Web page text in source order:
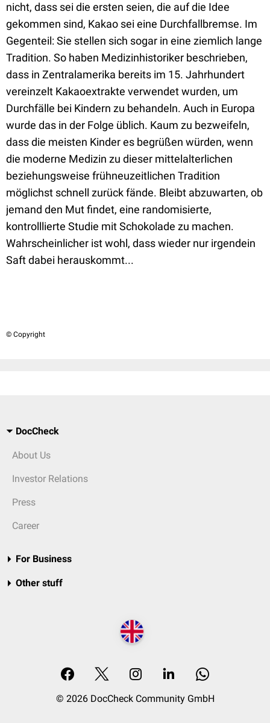
nicht, dass sei die ersten seien, die auf die Idee
gekommen sind, Kakao sei eine Durchfallbremse. Im
Gegenteil: Sie stellen sich sogar in eine ziemlich lange
Tradition. So haben Medizinhistoriker beschrieben,
dass in Zentralamerika bereits im 15. Jahrhundert
vereinzelt Kakaoextrakte verwendet wurden, um
Durchfälle bei Kindern zu behandeln. Auch in Europa
wurde das in der Folge üblich. Kaum zu bezweifeln,
dass die meisten Kinder es begrüßen würden, wenn
die moderne Medizin zu dieser mittelalterlichen
beziehungsweise frühneuzeitlichen Tradition
möglichst schnell zurück fände. Bleibt abzuwarten, ob
jemand den Mut findet, eine randomisierte,
kontrolllierte Studie mit Schokolade zu machen.
Wahrscheinlicher ist wohl, dass wieder nur irgendein
Saft dabei herauskommt...
© Copyright
DocCheck
About Us
Investor Relations
Press
Career
For Business
Other stuff
© 2026 DocCheck Community GmbH